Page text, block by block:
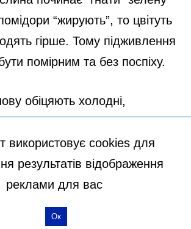
використовує cookies для
результатів відображення
реклами для вас
Ок